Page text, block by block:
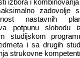
izbora i
zadovolje
nastavnih
potpunu slobodu
studijskom
i sa drugih
strukovne